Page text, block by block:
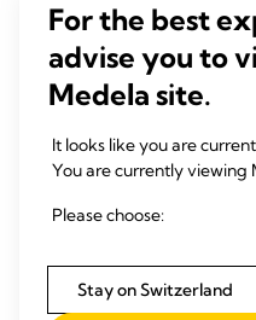
Youtube
Haftung:
Social Media Profile
verantwortlich. Alle
Sorgfalt erstellt. Soweit
übernehmen wir keine
Vollständigkeit und
For the best
advise you to
Medela site.
It looks like you are
You are currently viewing
Please choose:
Stay on Switzerland